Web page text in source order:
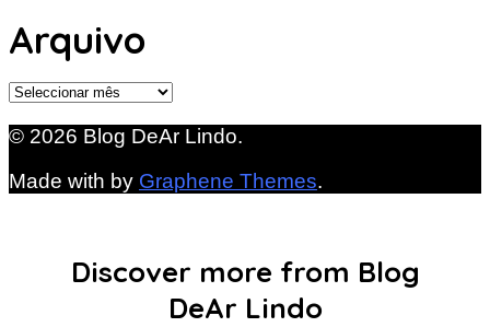
Arquivo
Arquivo
© 2026 Blog DeAr Lindo.
Made with by Graphene Themes.
Discover more from Blog
DeAr Lindo